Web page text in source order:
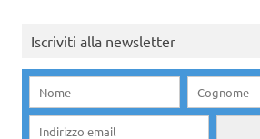
Iscriviti alla newsletter